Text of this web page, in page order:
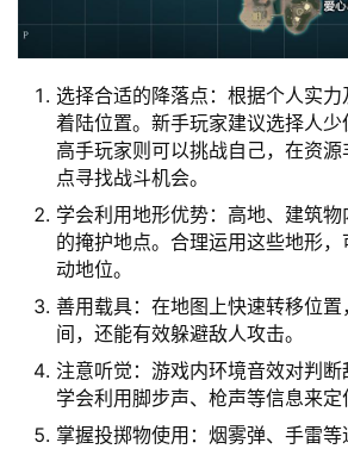
选择合适的降落点：根据个人实
着陆位置。新手玩家建议选择人少
高手玩家则可以挑战自己，在资
点寻找战斗机会。
学会利用地形优势：高地、建筑
的掩护地点。合理运用这些地形
动地位。
善用载具：在地图上快速转移位
间，还能有效躲避敌人攻击。
注意听觉：游戏内环境音效对判断
学会利用脚步声、枪声等信息来定
掌握投掷物使用：烟雾弹、手雷